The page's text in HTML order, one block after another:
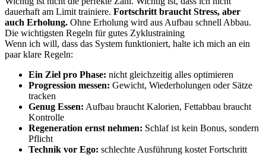
dauerhaft am Limit trainiere. Fortschritt braucht Stress, aber
auch Erholung. Ohne Erholung wird aus Aufbau schnell Abbau.
Die wichtigsten Regeln für gutes Zyklustraining
Wenn ich will, dass das System funktioniert, halte ich mich an ein
paar klare Regeln:
Ein Ziel pro Phase: nicht gleichzeitig alles optimieren
Progression messen: Gewicht, Wiederholungen oder Sätze
tracken
Genug Essen: Aufbau braucht Kalorien, Fettabbau braucht
Kontrolle
Regeneration ernst nehmen: Schlaf ist kein Bonus, sondern
Pflicht
Technik vor Ego: schlechte Ausführung kostet Fortschritt